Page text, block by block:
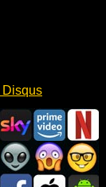
Disqus